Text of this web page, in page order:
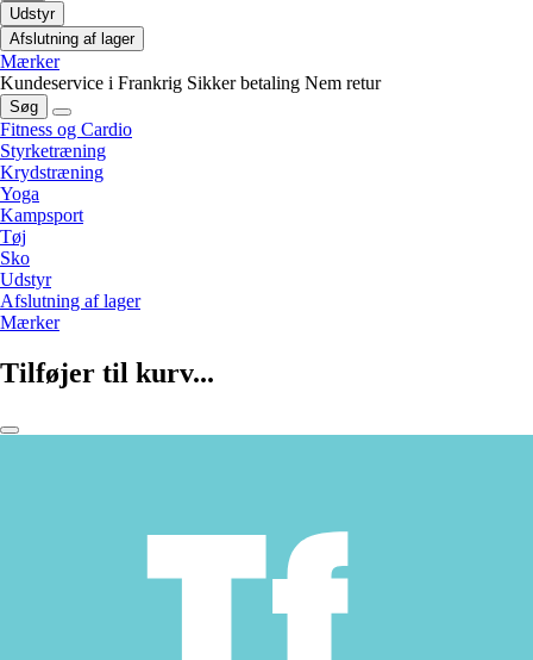
Udstyr
Afslutning af lager
Mærker
Kundeservice i Frankrig Sikker betaling Nem retur
Søg
Fitness og Cardio
Styrketræning
Krydstræning
Yoga
Kampsport
Tøj
Sko
Udstyr
Afslutning af lager
Mærker
Tilføjer til kurv...